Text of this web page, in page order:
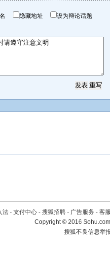
名 隐藏地址 设为辩论话题
法 - 支付中心 - 搜狐招聘 - 广告服务 - 客
Copyright©2016
搜狐不良信息举